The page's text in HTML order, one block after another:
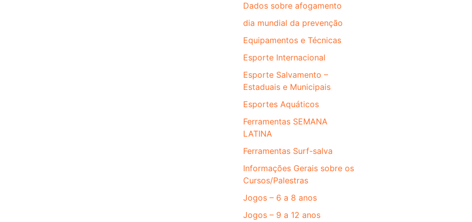
Dados sobre afogamento
dia mundial da prevenção
Equipamentos e Técnicas
Esporte Internacional
Esporte Salvamento –
Estaduais e Municipais
Esportes Aquáticos
Ferramentas SEMANA
LATINA
Ferramentas Surf-salva
Informações Gerais sobre os
Cursos/Palestras
Jogos – 6 a 8 anos
Jogos – 9 a 12 anos